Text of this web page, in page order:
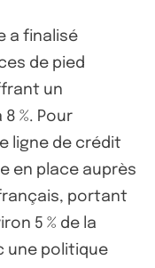
a finalisé
de pied
un
%. Pour
ligne de crédit
en place auprès
portant
5 % de la
une politique